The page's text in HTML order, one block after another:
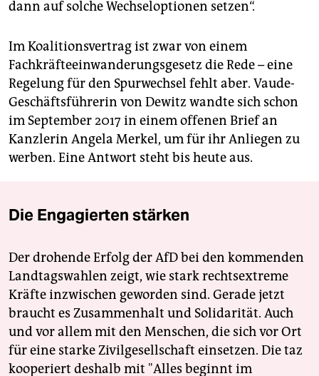
dann auf solche Wechseloptionen setzen“.
Im Koalitionsvertrag ist zwar von einem
Fachkräfteeinwanderungsgesetz die Rede – eine
Regelung für den Spurwechsel fehlt aber. Vaude-
Geschäftsführerin von Dewitz wandte sich schon
im September 2017 in einem offenen Brief an
Kanzlerin Angela Merkel, um für ihr Anliegen zu
werben. Eine Antwort steht bis heute aus.
Die Engagierten stärken
Der drohende Erfolg der AfD bei den kommenden
Landtagswahlen zeigt, wie stark rechtsextreme
Kräfte inzwischen geworden sind. Gerade jetzt
braucht es Zusammenhalt und Solidarität. Auch
und vor allem mit den Menschen, die sich vor Ort
für eine starke Zivilgesellschaft einsetzen. Die taz
kooperiert deshalb mit "Alles beginnt im